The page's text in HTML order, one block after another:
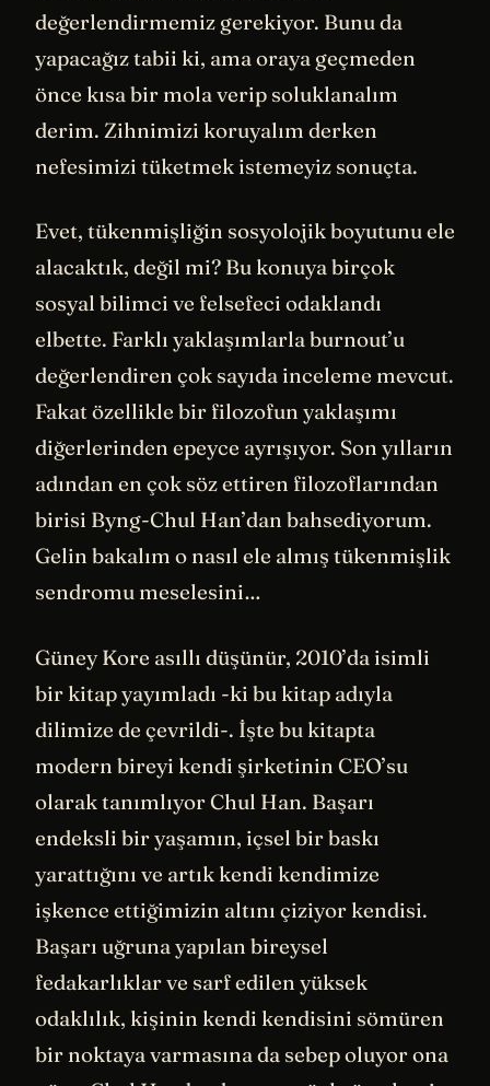
değerlendirmemiz gerekiyor. Bunu da
yapacağız tabii ki, ama oraya geçmeden
önce kısa bir mola verip soluklanalım
derim. Zihnimizi koruyalım derken
nefesimizi tüketmek istemeyiz sonuçta.
Evet, tükenmişliğin sosyolojik boyutunu ele
alacaktık, değil mi? Bu konuya birçok
sosyal bilimci ve felsefeci odaklandı
elbette. Farklı yaklaşımlarla burnout’u
değerlendiren çok sayıda inceleme mevcut.
Fakat özellikle bir filozofun yaklaşımı
diğerlerinden epeyce ayrışıyor. Son yılların
adından en çok söz ettiren filozoflarından
birisi Byng-Chul Han’dan bahsediyorum.
Gelin bakalım o nasıl ele almış tükenmişlik
sendromu meselesini…
Güney Kore asıllı düşünür, 2010’da isimli
bir kitap yayımladı -ki bu kitap adıyla
dilimize de çevrildi-. İşte bu kitapta
modern bireyi kendi şirketinin CEO’su
olarak tanımlıyor Chul Han. Başarı
endeksli bir yaşamın, içsel bir baskı
yarattığını ve artık kendi kendimize
işkence ettiğimizin altını çiziyor kendisi.
Başarı uğruna yapılan bireysel
fedakarlıklar ve sarf edilen yüksek
odaklılık, kişinin kendi kendisini sömüren
bir noktaya varmasına da sebep oluyor ona